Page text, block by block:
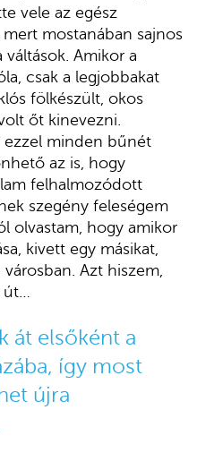
vele az egész
mostanában sajnos
Amikor a
csak a legjobbakat
fölkészült, okos
őt kinevezni.
ezzel minden bűnét
az is, hogy
felhalmozódott
szegény feleségem
olvastam, hogy amikor
kivett egy másikat,
Azt hiszem,
út…
át elsőként a
így most
újra